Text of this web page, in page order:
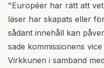
"Européer har rätt att
läser har skapats eller
sådant innehåll kan
sade kommissionens
Virkkunen i samband